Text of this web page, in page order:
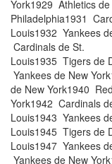
York1929 Athletics
Philadelphia1931
Louis1932 Yankees
Cardinals de St.
Louis1935 Tigers de
Yankees de New
de New York1940
York1942 Cardinals
Louis1943 Yankees
Louis1945 Tigers de
Louis1947 Yankees
Yankees de New